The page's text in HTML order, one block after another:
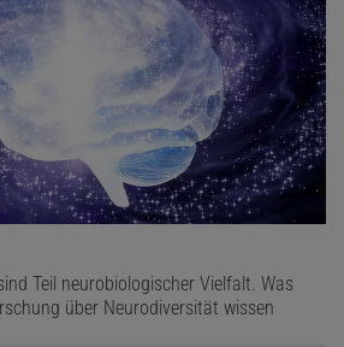
Teil neurobiologischer Vielfalt. Was
über Neurodiversität wissen